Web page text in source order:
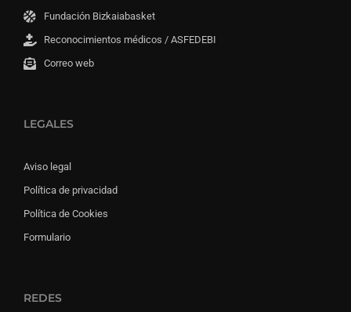
Fundación Bizkaiabasket
Reconocimientos médicos / ASFEDEBI
Correo web
LEGALES
Aviso legal
Política de privacidad
Política de Cookies
Formulario
REDES